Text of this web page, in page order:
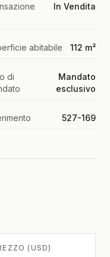
In Vendita
abitabile 112 m²
di
Mandato
esclusivo
527-169
(USD)